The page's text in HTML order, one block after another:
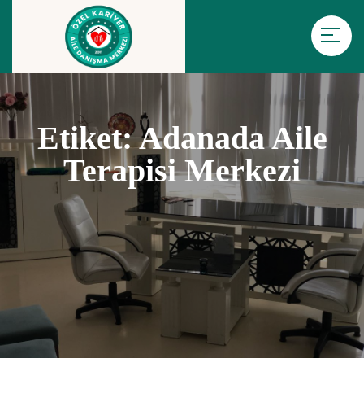
Etiket:Adanada Aile
Terapisi Merkezi